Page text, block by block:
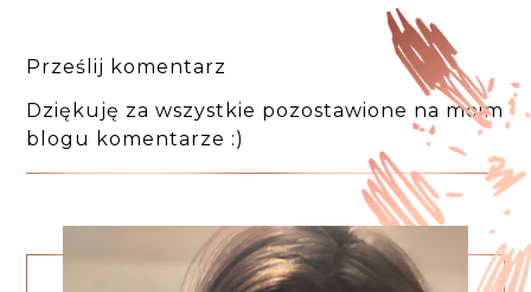
Prześlij komentarz
Dziękuję za wszystkie pozostawione na moim
blogu komentarze :)